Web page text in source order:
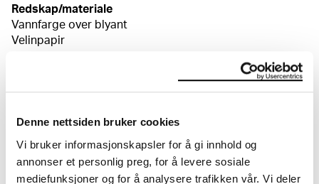
Denne nettsiden bruker cookies
Vi bruker informasjonskapsler for å gi innhold og
annonser et personlig preg, for å levere sosiale
mediefunksjoner og for å analysere trafikken vår. Vi deler
Redskap/materiale
Vannfarge over blyant
Velinpapir
Edvard Munch [penn, verso, o.t.h.]
Edvard Munch [penn, verso, o.t.h.] Doktorgården på /
Gardermoen / ca. 77. // 13 Aar / August [penn, verso,